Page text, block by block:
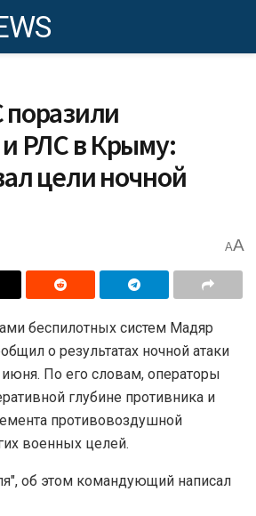
РЛС в Крыму:
цели ночной
AA
беспилотных систем Мадяр
о результатах ночной атаки
По его словам, операторы
глубине противника и
противовоздушной
военных целей.
об этом командующий написал